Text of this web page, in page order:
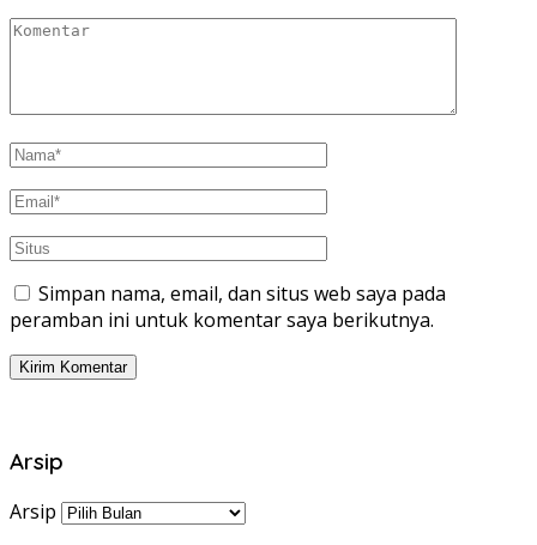
Simpan nama, email, dan situs web saya pada
peramban ini untuk komentar saya berikutnya.
Arsip
Arsip